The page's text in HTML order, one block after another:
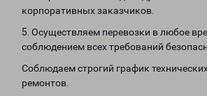
корпоративных заказчиков.
5. Осуществляем перевозки в любое
соблюдением всех требований
Соблюдаем строгий график
ремонтов.